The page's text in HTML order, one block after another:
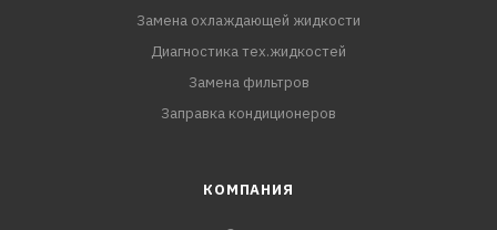
Замена охлаждающей жидкости
Диагностика тех.жидкостей
Замена фильтров
Заправка кондиционеров
КОМПАНИЯ